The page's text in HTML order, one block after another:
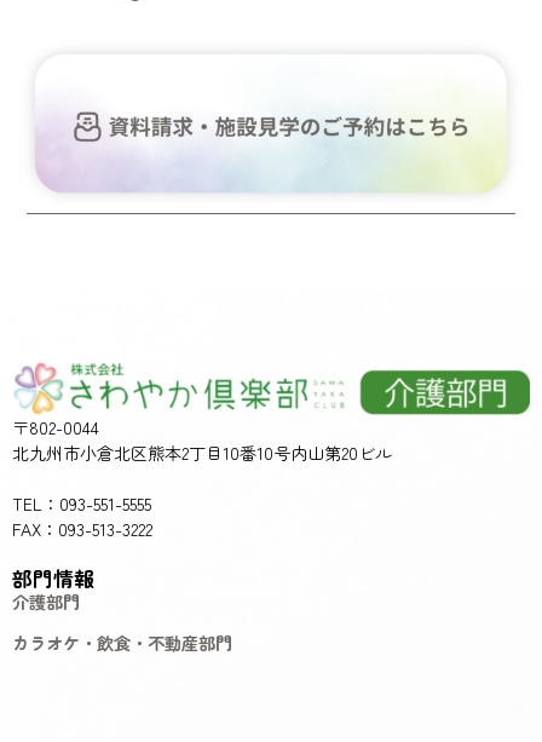
〒802-0044
北九州市小倉北区熊本2丁目10番10号内山第20ビル
TEL：093-551-5555
FAX：093-513-3222
部門情報
介護部門
カラオケ・飲食・不動産部門